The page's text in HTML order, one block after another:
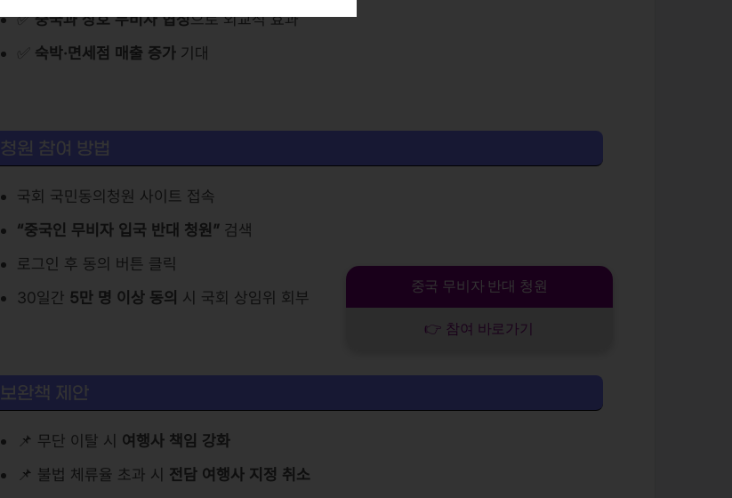
✅중국과 상호 무비자 협정으로 외교적 효과
숙박·면세점 매출 증가 기대
청원 참여 방법
국회 국민동의청원 사이트 접속
“중국인 무비자 입국 반대 청원” 검색
로그인 후 동의 버튼 클릭
30일간 5만 명 이상 동의 시 국회 상임위 회부
보완책 제안
📌 무단 이탈 시 여행사 책임 강화
📌 불법 체류율 초과 시 전담 여행사 지정 취소
중국 무비자 반대 청원
👉 참여 바로가기